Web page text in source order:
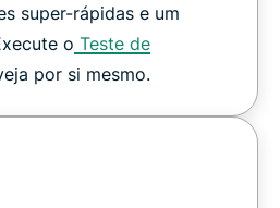
super-rápidas e um
o Teste de
por si mesmo.